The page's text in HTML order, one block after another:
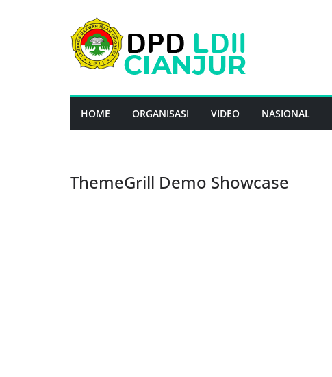
HOME ORGANISASI VIDEO NASIONAL
ThemeGrill Demo Showcase